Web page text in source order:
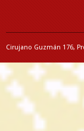
Cirujano Guzmán 176,